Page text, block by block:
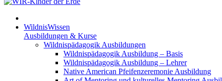
WildnisWissen
Ausbildungen & Kurse
Wildnispädagogik Ausbildungen
Wildnispädagogik Ausbildung – Basis
Wildnispädagogik Ausbildung – Lehrer
Native American Pfeifenzeremonie Ausbildung